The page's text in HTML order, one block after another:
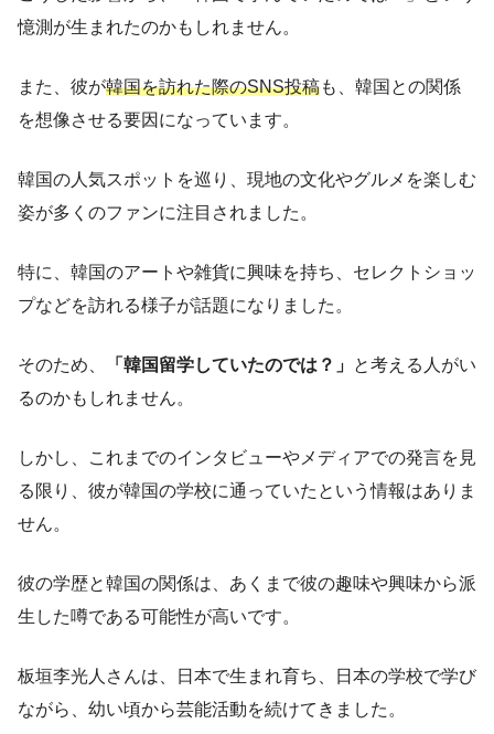
憶測が生まれたのかもしれません。
また、彼が韓国を訪れた際のSNS投稿も、韓国との関係
を想像させる要因になっています。
韓国の人気スポットを巡り、現地の文化やグルメを楽しむ
姿が多くのファンに注目されました。
特に、韓国のアートや雑貨に興味を持ち、セレクトショッ
プなどを訪れる様子が話題になりました。
そのため、 「韓国留学していたのでは？」 と考える人がい
るのかもしれません。
しかし、これまでのインタビューやメディアでの発言を見
る限り、彼が韓国の学校に通っていたという情報はありま
せん。
彼の学歴と韓国の関係は、あくまで彼の趣味や興味から派
生した噂である可能性が高いです。
板垣李光人さんは、日本で生まれ育ち、日本の学校で学び
ながら、幼い頃から芸能活動を続けてきました。